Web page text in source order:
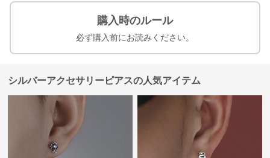
購入時のルール
必ず購入前にお読みください。
シルバーアクセサリーピアスの人気アイテム